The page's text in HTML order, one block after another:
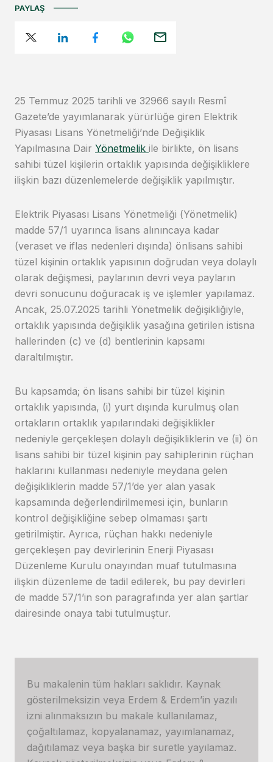
25 Temmuz 2025 tarihli ve 32966 sayılı Resmî
Gazete’de yayımlanarak yürürlüğe giren Elektrik
Piyasası Lisans Yönetmeliği’nde Değişiklik
Yapılmasına Dair Yönetmelik ile birlikte, ön lisans
sahibi tüzel kişilerin ortaklık yapısında değişikliklere
ilişkin bazı düzenlemelerde değişiklik yapılmıştır.
Elektrik Piyasası Lisans Yönetmeliği (Yönetmelik)
madde 57/1 uyarınca lisans alınıncaya kadar
(veraset ve iflas nedenleri dışında) önlisans sahibi
tüzel kişinin ortaklık yapısının doğrudan veya dolaylı
olarak değişmesi, paylarının devri veya payların
devri sonucunu doğuracak iş ve işlemler yapılamaz.
Ancak, 25.07.2025 tarihli Yönetmelik değişikliğiyle,
ortaklık yapısında değişiklik yasağına getirilen istisna
hallerinden (c) ve (d) bentlerinin kapsamı
daraltılmıştır.
Bu kapsamda; ön lisans sahibi bir tüzel kişinin
ortaklık yapısında, (i) yurt dışında kurulmuş olan
ortakların ortaklık yapılarındaki değişiklikler
nedeniyle gerçekleşen dolaylı değişikliklerin ve (ii) ön
lisans sahibi bir tüzel kişinin pay sahiplerinin rüçhan
haklarını kullanması nedeniyle meydana gelen
değişikliklerin madde 57/1’de yer alan yasak
kapsamında değerlendirilmemesi için, bunların
kontrol değişikliğine sebep olmaması şartı
getirilmiştir. Ayrıca, rüçhan hakkı nedeniyle
gerçekleşen pay devirlerinin Enerji Piyasası
Düzenleme Kurulu onayından muaf tutulmasına
ilişkin düzenleme de tadil edilerek, bu pay devirleri
de madde 57/1’in son paragrafında yer alan şartlar
dairesinde onaya tabi tutulmuştur.
PAYLAŞ
Bu makalenin tüm hakları saklıdır. Kaynak
gösterilmeksizin veya Erdem & Erdem’in yazılı
izni alınmaksızın bu makale kullanılamaz,
çoğaltılamaz, kopyalanamaz, yayımlanamaz,
dağıtılamaz veya başka bir suretle yayılamaz.